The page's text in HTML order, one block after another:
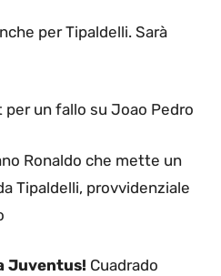
per Tipaldelli. Sarà
per un fallo su Joao Pedro
Ronaldo che mette un
Tipaldelli, provvidenziale
Juventus! Cuadrado